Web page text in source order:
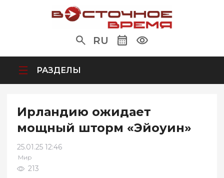
RU
РАЗДЕЛЫ
Ирландию ожидает
мощный шторм «Эйоуин»
25.01.25 12:46
Мир
213